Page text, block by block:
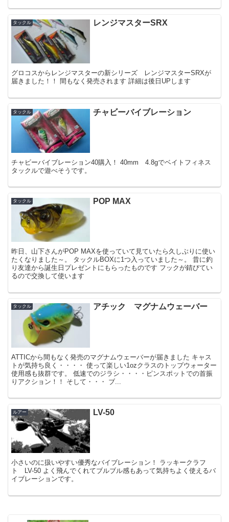
タックル レンジマスターSRX
グロコスからレンジマスターの新シリーズ レンジマスターSRXが
届きました！！ 間もなく発売されます 詳細は後日UPします
タックル チャビーバイブレーション
チャビーバイブレーション40購入！ 40mm 4.8gでベイトフィネス
タックルで遊べそうです。
タックル POP MAX
昨日、山下さんがPOP MAXを使っていて見ていたら久しぶりに使い
たくなりました～。 タックルBOXに1つ入っていました～。 昔に釣
り友達から誕生日プレゼントにもらったものです フックが錆びてい
るので交換して使います
タックル アチック マグナムウェーバー
ATTICから間もなく発売のマグナムウェーバーが届きました キャス
トが気持ち良く・・・・ 使って楽しい1ozクラスのトップウォーター
使用感も抜群です。 低速でのジラシ・・・・ピンスポットでの首振
りアクション！！ そして・・・ ブ...
ルアー LV-50
小さいのに扱いやすい優秀なバイブレーション！ ラッキークラフ
ト LV-50 よく飛んでくれてブルブル感もあって気持ちよく使えるバ
イブレーションです。